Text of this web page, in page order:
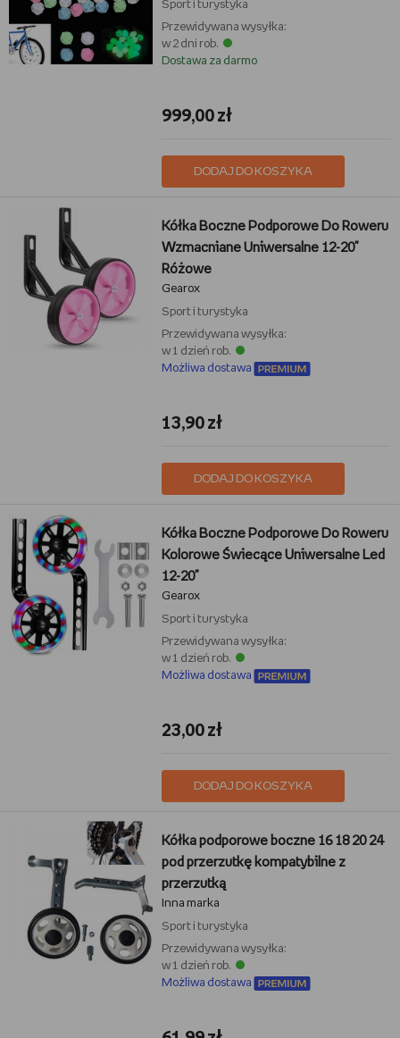
Sport i turystyka
Przewidywana wysyłka:
w 2 dni rob.
Dostawa za darmo
999,00 zł
DODAJ DO KOSZYKA
Kółka Boczne Podporowe Do Roweru
Wzmacniane Uniwersalne 12-20"
Różowe
Gearox
Sport i turystyka
Przewidywana wysyłka:
w 1 dzień rob.
Możliwa dostawa
13,90 zł
DODAJ DO KOSZYKA
Kółka Boczne Podporowe Do Roweru
Kolorowe Świecące Uniwersalne Led
12-20"
Gearox
Sport i turystyka
Przewidywana wysyłka:
w 1 dzień rob.
Możliwa dostawa
23,00 zł
DODAJ DO KOSZYKA
Kółka podporowe boczne 16 18 20 24
pod przerzutkę kompatybilne z
przerzutką
Inna marka
Sport i turystyka
Przewidywana wysyłka:
w 1 dzień rob.
Możliwa dostawa